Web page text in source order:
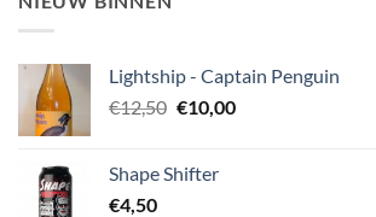
Lightship - Captain Penguin
€12,50 Oorspronkelijke
€12,50.
€10,00Huidige
Shape Shifter
€4,50